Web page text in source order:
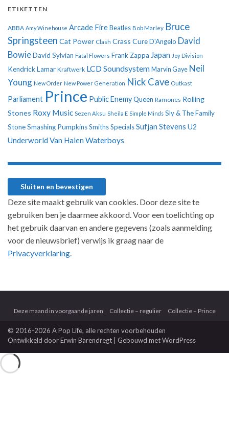
ETIKETTEN
ABBA Amy Winehouse Arcade Fire Beatles Bob Marley Bruce
Springsteen Cat Power Clash Crass CureD'Angelo David
BowieDavid Sylvian Fatal Flowers Frank Zappa Japan Joy Division
Kendrick Lamar Kraftwerk LCD Soundsystem Marvin Gaye Neil
Young New Order New Power Generation Nick Cave Outkast
Parliament Prince Public EnemyQueen Ramones Rolling
Stones Roxy Music Sezen Aksu Sheila E Simple Minds Sly & The Family
StoneSmashing PumpkinsSmithsSpecialsSufjan Stevens U2
Underworld Van Halen Waterboys
Deze site maakt gebruik van cookies. Door deze site te
gebruiken ben je daarmee akkoord. Voor een toelichting op
het gebruik daarvan en andere gegevens (zoals aanmelding
voor de nieuwsbrief) verwijs ik graag naar de
Privacyverklaring.
Deze maand in voorgaande jaren Collectie – regulier Collectie – Prince
© 2016-2026 A Pop Life, alle rechten voorbehouden
Ontwikkeld doorErwin Barendregt | Gebouwd metWordPress